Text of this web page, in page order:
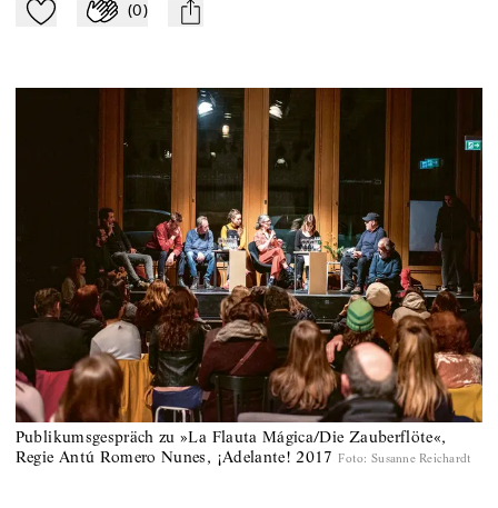
Zu Mein-TdZ hinzufügen
Applaudieren
(0) mail
Publikumsgespräch zu »La Flauta Mágica/Die Zauberflöte«,
Regie Antú Romero Nunes, ¡Adelante! 2017 Foto: Susanne Reichardt